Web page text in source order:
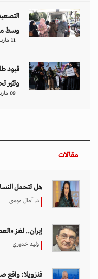
وسط
11 مارس 2026 - 10:26
قيود
وتثير
09 مارس 2026 - 14:09
مقالات
هل تتحمل النساء
د. آمال موسى
إيران.. لغز
وليد خدوري
فنزويلا: واقع